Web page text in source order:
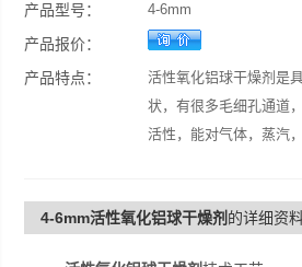
产品型号： 4-6mm
产品报价：
产品特点：
活性氧化铝球干燥剂是
状，有很多毛细孔通道
活性，能对气体，蒸汽
汽，并可做催化剂或载体
4-6mm活性氧化铝球干燥剂 的详细资料